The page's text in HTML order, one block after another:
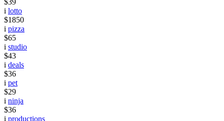
$39
i lotto
$1850
i pizza
$65
i studio
$43
i deals
$36
i pet
$29
i ninja
$36
i productions